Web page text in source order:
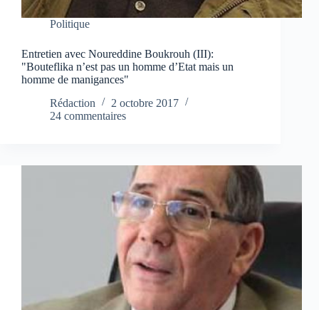
Politique
Entretien avec Noureddine Boukrouh (III):
"Bouteflika n’est pas un homme d’Etat mais un
homme de manigances"
Rédaction
2 octobre 2017
24 commentaires